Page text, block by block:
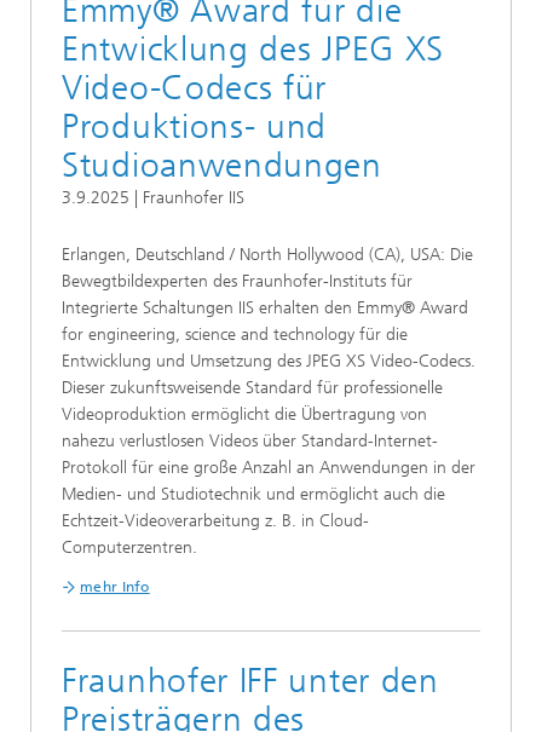
Emmy® Award für die
Entwicklung des JPEG XS
Video-Codecs für
Produktions- und
Studioanwendungen
3.9.2025 | Fraunhofer IIS
Erlangen, Deutschland / North Hollywood (CA), USA: Die
Bewegtbildexperten des Fraunhofer-Instituts für
Integrierte Schaltungen IIS erhalten den Emmy® Award
for engineering, science and technology für die
Entwicklung und Umsetzung des JPEG XS Video-Codecs.
Dieser zukunftsweisende Standard für professionelle
Videoproduktion ermöglicht die Übertragung von
nahezu verlustlosen Videos über Standard-Internet-
Protokoll für eine große Anzahl an Anwendungen in der
Medien- und Studiotechnik und ermöglicht auch die
Echtzeit-Videoverarbeitung z. B. in Cloud-
Computerzentren.
mehr Info
Fraunhofer IFF unter den
Preisträgern des